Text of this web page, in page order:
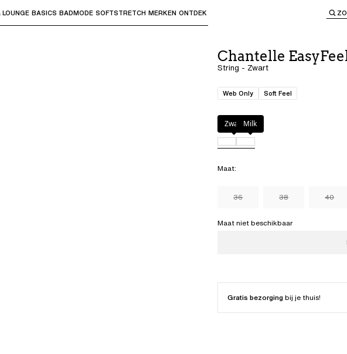
te openen en "Pijl omhoog" of "Escape" om terug te keren naar de
BASICS BADMODE SOFTSTRETCH MERKEN ONTDEK
Chantelle
String - Zwart
Web Only Soft Feel
Kleur: Zwart
Zwart Milk
Maat:
36 38 40
Maat niet beschikbaar
Gratis bezorgingbij je thuis!